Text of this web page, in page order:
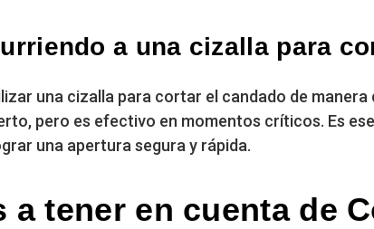
a una cizalla para
una cizalla para cortar el candado de manera
pero es efectivo en momentos críticos. Es
una apertura segura y rápida.
a tener en cuenta de